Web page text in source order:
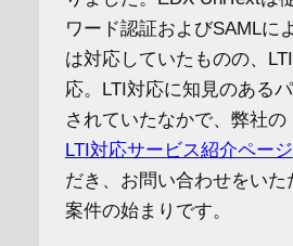
ワード認証およびSAMLに
は対応していたものの、
応。LTI対応に知見のある
されていたなかで、弊社の
LTI対応サービス紹介ページ
だき、お問い合わせをいた
案件の始まりです。